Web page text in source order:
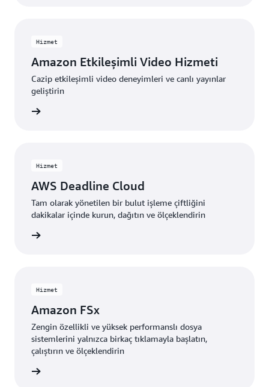
Hizmet
Amazon Etkileşimli Video Hizmeti
Cazip etkileşimli video deneyimleri ve canlı yayınlar
geliştirin
Hizmet
AWS Deadline Cloud
Tam olarak yönetilen bir bulut işleme çiftliğini
dakikalar içinde kurun, dağıtın ve ölçeklendirin
Hizmet
Amazon FSx
Zengin özellikli ve yüksek performanslı dosya
sistemlerini yalnızca birkaç tıklamayla başlatın,
çalıştırın ve ölçeklendirin